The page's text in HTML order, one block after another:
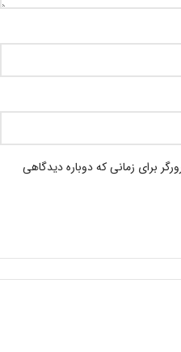
برای زمانی که دوباره دیدگاهی